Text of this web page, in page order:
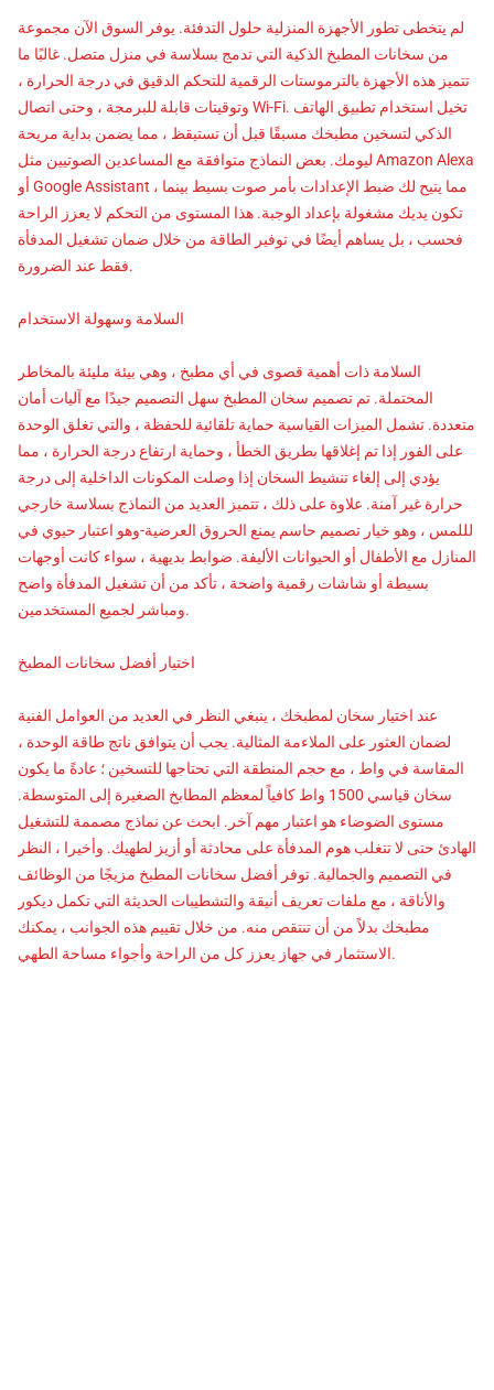
لم يتخطى تطور الأجهزة المنزلية حلول التدفئة. يوفر السوق الآن مجموعة
من سخانات المطبخ الذكية التي تدمج بسلاسة في منزل متصل. غالبًا ما
تتميز هذه الأجهزة بالترموستات الرقمية للتحكم الدقيق في درجة الحرارة ،
وتوقيتات قابلة للبرمجة ، وحتى اتصال Wi-Fi. تخيل استخدام تطبيق الهاتف
الذكي لتسخين مطبخك مسبقًا قبل أن تستيقظ ، مما يضمن بداية مريحة
ليومك. بعض النماذج متوافقة مع المساعدين الصوتيين مثل Amazon Alexa
أو Google Assistant ، مما يتيح لك ضبط الإعدادات بأمر صوت بسيط بينما
تكون يديك مشغولة بإعداد الوجبة. هذا المستوى من التحكم لا يعزز الراحة
فحسب ، بل يساهم أيضًا في توفير الطاقة من خلال ضمان تشغيل المدفأة
فقط عند الضرورة.
السلامة وسهولة الاستخدام
السلامة ذات أهمية قصوى في أي مطبخ ، وهي بيئة مليئة بالمخاطر
المحتملة. تم تصميم سخان المطبخ سهل التصميم جيدًا مع آليات أمان
متعددة. تشمل الميزات القياسية حماية تلقائية للحفظة ، والتي تغلق الوحدة
على الفور إذا تم إغلاقها بطريق الخطأ ، وحماية ارتفاع درجة الحرارة ، مما
يؤدي إلى إلغاء تنشيط السخان إذا وصلت المكونات الداخلية إلى درجة
حرارة غير آمنة. علاوة على ذلك ، تتميز العديد من النماذج بسلاسة خارجي
لللمس ، وهو خيار تصميم حاسم يمنع الحروق العرضية-وهو اعتبار حيوي في
المنازل مع الأطفال أو الحيوانات الأليفة. ضوابط بديهية ، سواء كانت أوجهات
بسيطة أو شاشات رقمية واضحة ، تأكد من أن تشغيل المدفأة واضح
ومباشر لجميع المستخدمين.
اختيار أفضل سخانات المطبخ
عند اختيار سخان لمطبخك ، ينبغي النظر في العديد من العوامل الفنية
لضمان العثور على الملاءمة المثالية. يجب أن يتوافق ناتج طاقة الوحدة ،
المقاسة في واط ، مع حجم المنطقة التي تحتاجها للتسخين ؛ عادةً ما يكون
سخان قياسي 1500 واط كافياً لمعظم المطابخ الصغيرة إلى المتوسطة.
مستوى الضوضاء هو اعتبار مهم آخر. ابحث عن نماذج مصممة للتشغيل
الهادئ حتى لا تتغلب هوم المدفأة على محادثة أو أزيز لطهيك. وأخيرا ، النظر
في التصميم والجمالية. توفر أفضل سخانات المطبخ مزيجًا من الوظائف
والأناقة ، مع ملفات تعريف أنيقة والتشطيبات الحديثة التي تكمل ديكور
مطبخك بدلاً من أن تنتقص منه. من خلال تقييم هذه الجوانب ، يمكنك
الاستثمار في جهاز يعزز كل من الراحة وأجواء مساحة الطهي.